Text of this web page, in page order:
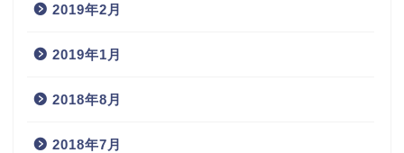
2019年2月
2019年1月
2018年8月
2018年7月